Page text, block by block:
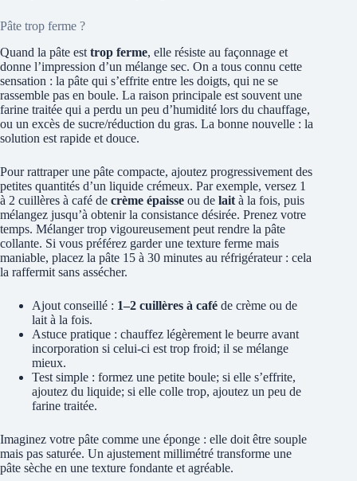
Pâte trop ferme ?
Quand la pâte est trop ferme, elle résiste au façonnage et
donne l’impression d’un mélange sec. On a tous connu cette
sensation : la pâte qui s’effrite entre les doigts, qui ne se
rassemble pas en boule. La raison principale est souvent une
farine traitée qui a perdu un peu d’humidité lors du chauffage,
ou un excès de sucre/réduction du gras. La bonne nouvelle : la
solution est rapide et douce.
Pour rattraper une pâte compacte, ajoutez progressivement des
petites quantités d’un liquide crémeux. Par exemple, versez 1
à 2 cuillères à café de crème épaisse ou de lait à la fois, puis
mélangez jusqu’à obtenir la consistance désirée. Prenez votre
temps. Mélanger trop vigoureusement peut rendre la pâte
collante. Si vous préférez garder une texture ferme mais
maniable, placez la pâte 15 à 30 minutes au réfrigérateur : cela
la raffermit sans assécher.
Ajout conseillé : 1–2 cuillères à café de crème ou de
lait à la fois.
Astuce pratique : chauffez légèrement le beurre avant
incorporation si celui-ci est trop froid; il se mélange
mieux.
Test simple : formez une petite boule; si elle s’effrite,
ajoutez du liquide; si elle colle trop, ajoutez un peu de
farine traitée.
Imaginez votre pâte comme une éponge : elle doit être souple
mais pas saturée. Un ajustement millimétré transforme une
pâte sèche en une texture fondante et agréable.